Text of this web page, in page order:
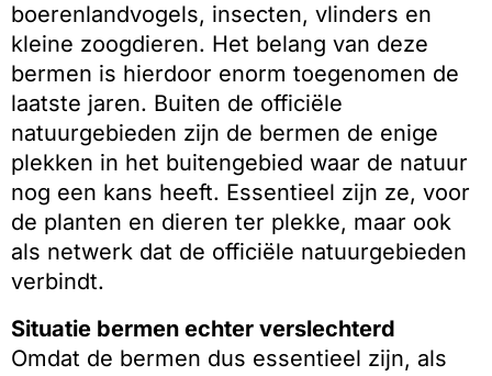
boerenlandvogels, insecten, vlinders en
kleine zoogdieren. Het belang van deze
bermen is hierdoor enorm toegenomen de
laatste jaren. Buiten de officiële
natuurgebieden zijn de bermen de enige
plekken in het buitengebied waar de natuur
nog een kans heeft. Essentieel zijn ze, voor
de planten en dieren ter plekke, maar ook
als netwerk dat de officiële natuurgebieden
verbindt.
Situatie bermen echter verslechterd
Omdat de bermen dus essentieel zijn, als